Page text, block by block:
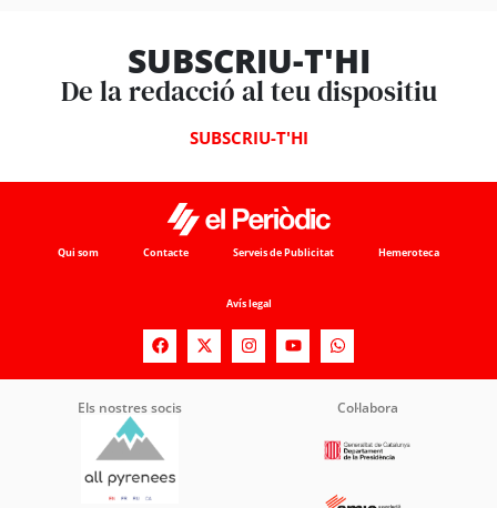
SUBSCRIU-T'HI
De la redacció al teu dispositiu
SUBSCRIU-T'HI
Qui som Contacte Serveis de Publicitat Hemeroteca
Avís legal
Els nostres socis Col·labora